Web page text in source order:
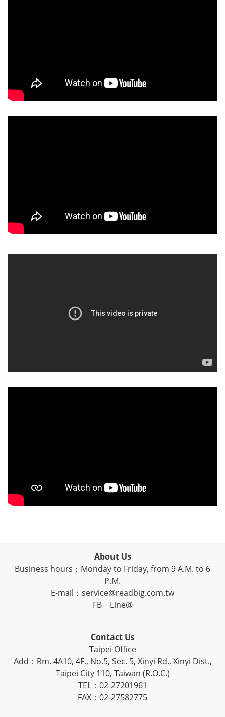
About Us
Business hours：Monday to Friday, from 9 A.M. to 6
P.M.
E-mail：service@readbig.com.tw
FB
Line@
Contact Us
Taipei Office
Add：Rm. 4A10, 4F., No.5, Sec. 5, Xinyi Rd., Xinyi Dist.,
Taipei City 110, Taiwan (R.O.C.)
TEL：02-27201961
FAX：02-27582775